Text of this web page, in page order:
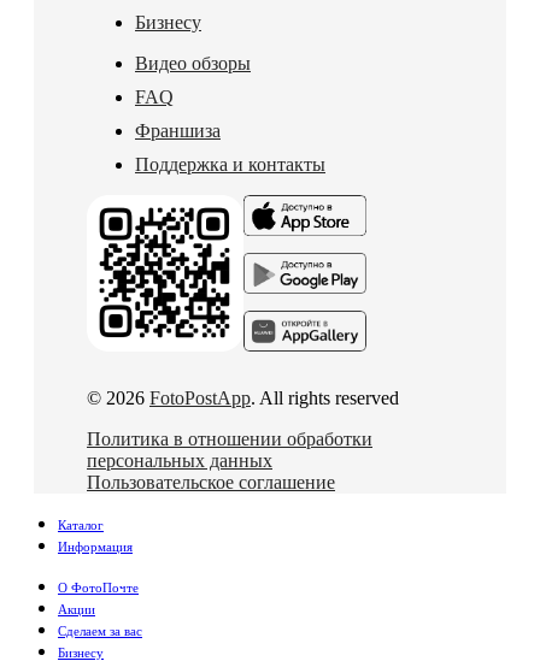
Бизнесу
Видео обзоры
FAQ
Франшиза
Поддержка и контакты
© 2026 FotoPostApp. All rights reserved
Политика в отношении обработки
персональных данных
Пользовательское соглашение
Каталог
Информация
О ФотоПочте
Акции
Сделаем за вас
Бизнесу